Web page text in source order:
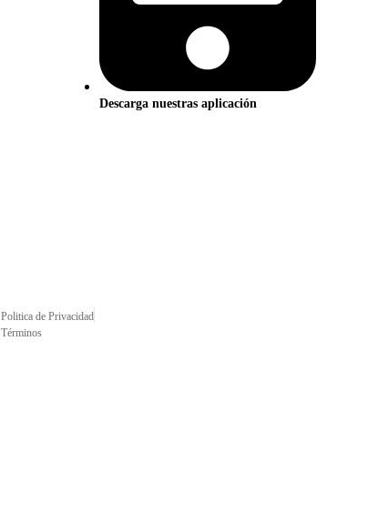
Descarga nuestras aplicación
Politica de Privacidad
Términos